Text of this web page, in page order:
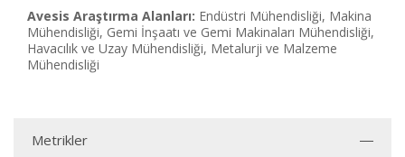
Avesis Araştırma Alanları: Endüstri Mühendisliği, Makina
Mühendisliği, Gemi İnşaatı ve Gemi Makinaları Mühendisliği,
Havacılık ve Uzay Mühendisliği, Metalurji ve Malzeme
Mühendisliği
Metrikler